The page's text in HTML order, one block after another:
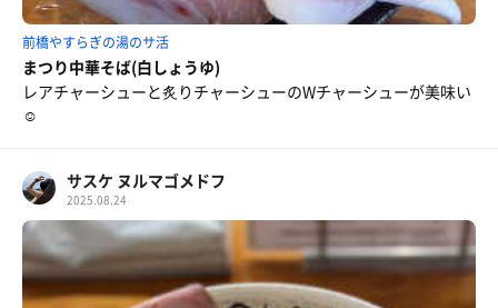
前橋やすらぎの湯のサ活
まつり中華そば(白しょうゆ)
レアチャーシューと炙りチャーシューのWチャーシューが美味い
☺️
サスケ ヌルマゴメドフ
2025.08.24